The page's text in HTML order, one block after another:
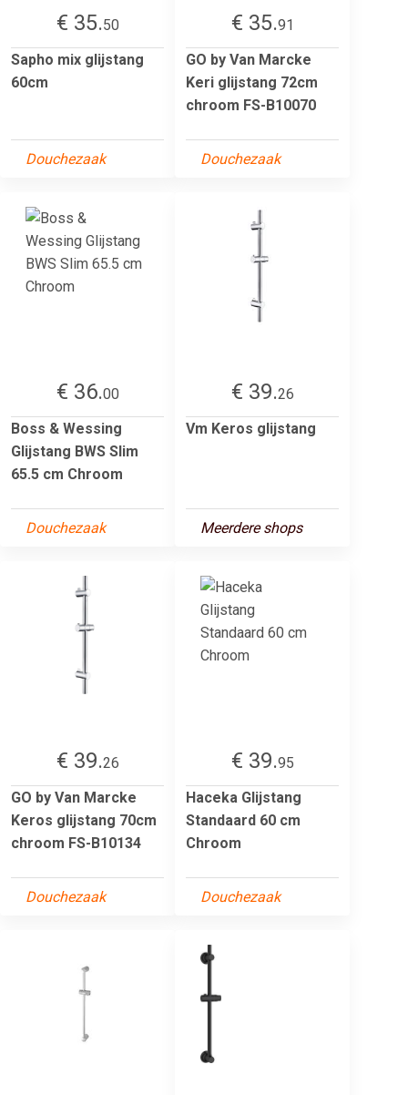
€ 35.50
Sapho mix glijstang
60cm
Douchezaak
€ 35.91
GO by Van Marcke
Keri glijstang 72cm
chroom FS-B10070
Douchezaak
€ 36.00
Boss & Wessing
Glijstang BWS Slim
65.5 cm Chroom
Douchezaak
€ 39.26
Vm Keros glijstang
Meerdere shops
€ 39.26
GO by Van Marcke
Keros glijstang 70cm
chroom FS-B10134
Douchezaak
€ 39.95
Haceka Glijstang
Standaard 60 cm
Chroom
Douchezaak